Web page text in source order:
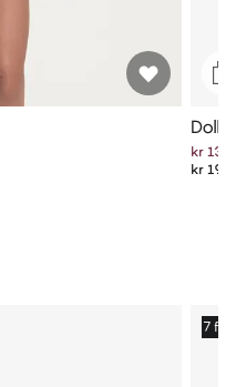
Dolly
kr
kr
7 for